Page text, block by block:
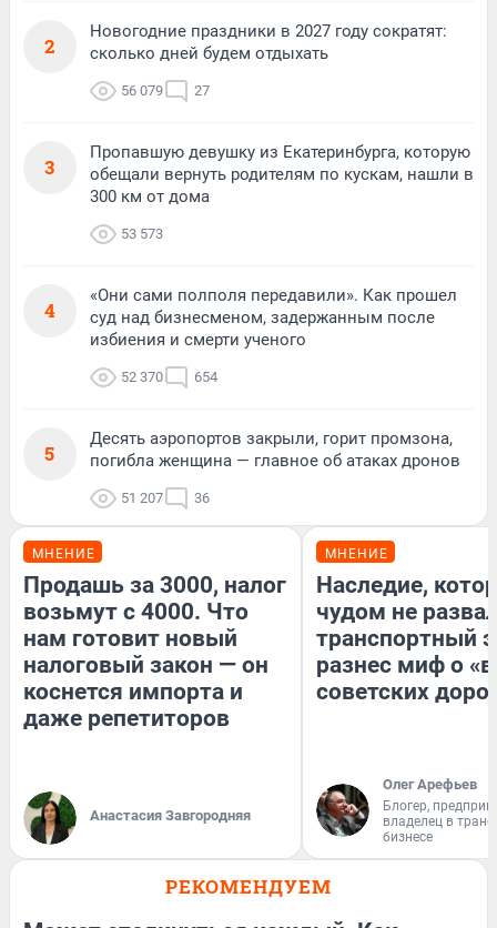
2
Новогодние праздники в 2027 году сократят:
сколько дней будем отдыхать
56 079 27
3
Пропавшую девушку из Екатеринбурга, которую
обещали вернуть родителям по кускам, нашли в
300 км от дома
53 573
4
«Они сами полполя передавили». Как прошел
суд над бизнесменом, задержанным после
избиения и смерти ученого
52 370 654
5
Десять аэропортов закрыли, горит промзона,
погибла женщина — главное об атаках дронов
51 207 36
МНЕНИЕ
Продашь за 3000, налог
возьмут с 4000. Что
нам готовит новый
налоговый закон — он
коснется импорта и
даже репетиторов
Анастасия Завгородняя
МНЕНИЕ
Наследие,
чудом не
транспортный
разнес миф о
советских
Олег Арефьев
Блогер,
владелец в
бизнесе
РЕКОМЕНДУЕМ